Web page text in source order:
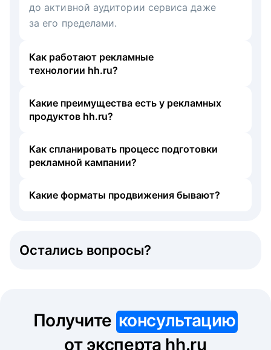
до активной аудитории сервиса даже
за его пределами.
Как работают рекламные
технологии hh.ru?
Какие преимущества есть у рекламных
продуктов hh.ru?
Как спланировать процесс подготовки
рекламной кампании?
Какие форматы продвижения бывают?
Остались вопросы?
Получите консультацию
от эксперта hh.ru